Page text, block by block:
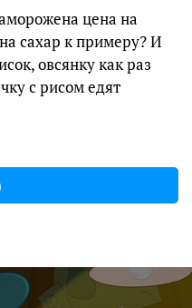
цена на
сахар к примеру? И
овсянку как раз
с рисом едят